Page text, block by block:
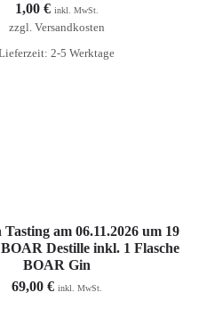
1,00 € inkl. MwSt.
zzgl. Versandkosten
2-5 Werktage
Weiterlesenam 06.11.2026 um 19
Destille inkl. 1 Flasche
BOAR Gin
69,00 € inkl. MwSt.